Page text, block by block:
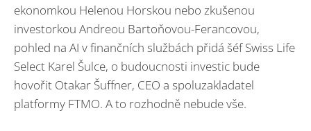
ekonomkou Helenou Horskou nebo zkušenou
investorkou Andreou Bartoňovou-Ferancovou,
pohled na AI v finančních službách přidá šéf Swiss Life
Select Karel Šulce, o budoucnosti investic bude
hovořit Otakar Šuffner, CEO a spoluzakladatel
platformy FTMO. A to rozhodně nebude vše.